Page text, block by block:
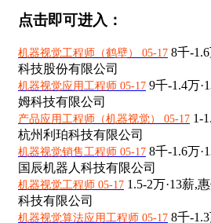
点击即可进入：
机器视觉工程师（鹤壁） 05-17 8千-
科技股份有限公司
机器视觉应用工程师 05-17 9千-1.4万
姆科技有限公司
产品应用工程师（机器视觉） 05-17 1-
杭州利珀科技有限公司
机器视觉销售工程师 05-17 8千-1.6万
国辰机器人科技有限公司
机器视觉工程师 05-17 1.5-2万·13薪,
科技有限公司
机器视觉算法应用工程师 05-17 8千-